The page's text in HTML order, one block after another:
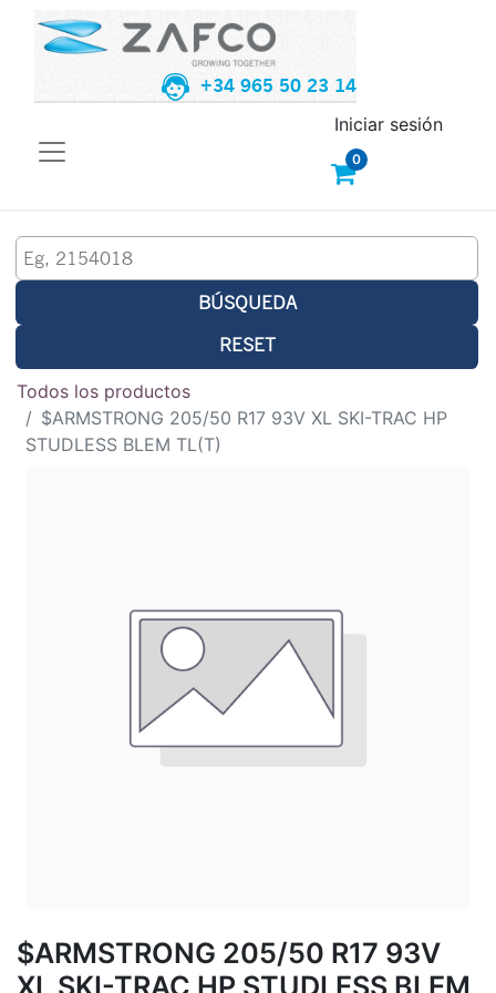
+34 965 50 23 14
0
Iniciar sesión
BÚSQUEDA
RESET
Todos los productos
$ARMSTRONG 205/50 R17 93V XL SKI-TRAC HP
STUDLESS BLEM TL(T)
$ARMSTRONG 205/50 R17 93V
XL SKI-TRAC HP STUDLESS BLEM